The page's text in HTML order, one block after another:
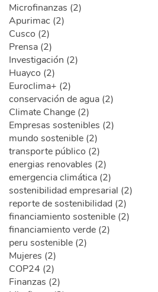
Microfinanzas (2)
Apurimac (2)
Cusco (2)
Prensa (2)
Investigación (2)
Huayco (2)
Euroclima+ (2)
conservación de agua (2)
Climate Change (2)
Empresas sostenibles (2)
mundo sostenible (2)
transporte público (2)
energias renovables (2)
emergencia climática (2)
sostenibilidad empresarial (2)
reporte de sostenibilidad (2)
financiamiento sostenible (2)
financiamiento verde (2)
peru sostenible (2)
Mujeres (2)
COP24 (2)
Finanzas (2)